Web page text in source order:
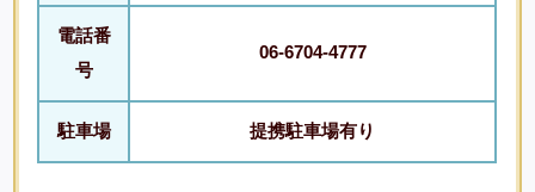
電話番
号
06-6704-4777
駐車場 提携駐車場有り